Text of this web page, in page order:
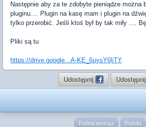
Następnie aby za te zdobyte pieniądze można
pluginu.... Plugin na kasę mam i plugin na
tylko przerobić. Jeśli ktoś był by tak miły ....
Pliki są tu
https://drive.google...A-KE_6uysY6ljTY
Udostępnij Udostępnij
Pełna wersja Polski